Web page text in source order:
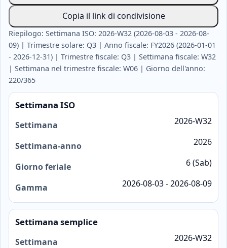
Copia il link di condivisione
Riepilogo: Settimana ISO: 2026-W32 (2026-08-03 - 2026-08-
09) | Trimestre solare: Q3 | Anno fiscale: FY2026 (2026-01-01
- 2026-12-31) | Trimestre fiscale: Q3 | Settimana fiscale: W32
| Settimana nel trimestre fiscale: W06 | Giorno dell'anno:
220/365
Settimana ISO
Settimana 2026-W32
Settimana-anno 2026
Giorno feriale 6 (Sab)
Gamma 2026-08-03 - 2026-08-09
Settimana semplice
Settimana 2026-W32